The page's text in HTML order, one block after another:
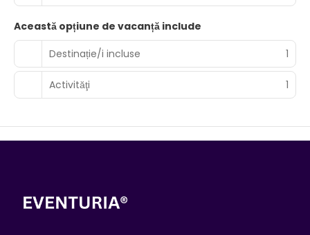
Această opțiune de vacanță include
Destinație/i incluse
1
Activităţi 1